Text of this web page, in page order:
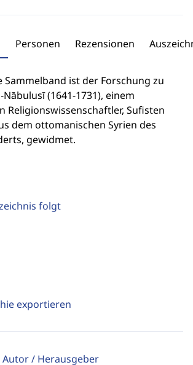
folgt
exportieren
/ Herausgeber
Personen Rezensionen
Sammelband ist der Forschung zu
Nābulusī (1641-1731), einem
Religionswissenschaftler, Sufisten
dem ottomanischen Syrien des
gewidmet.